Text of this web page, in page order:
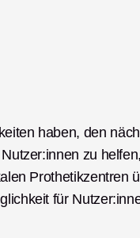
haben, den
zu helfen,
Prothetikzentren
für